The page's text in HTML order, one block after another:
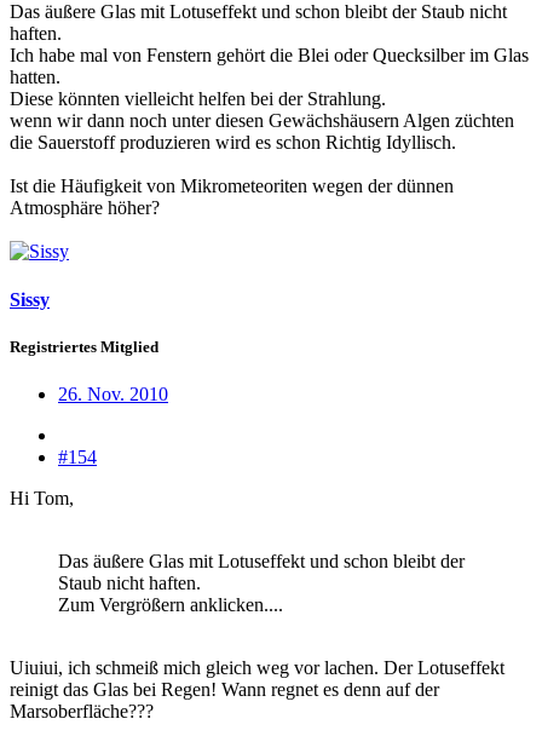
Das äußere Glas mit Lotuseffekt und schon bleibt der Staub nicht
haften.
Ich habe mal von Fenstern gehört die Blei oder Quecksilber im Glas
hatten.
Diese könnten vielleicht helfen bei der Strahlung.
wenn wir dann noch unter diesen Gewächshäusern Algen züchten
die Sauerstoff produzieren wird es schon Richtig Idyllisch.
Ist die Häufigkeit von Mikrometeoriten wegen der dünnen
Atmosphäre höher?
Sissy
Registriertes Mitglied
26. Nov. 2010
#154
Hi Tom,
Das äußere Glas mit Lotuseffekt und schon bleibt der
Staub nicht haften.
Zum Vergrößern anklicken....
Uiuiui, ich schmeiß mich gleich weg vor lachen. Der Lotuseffekt
reinigt das Glas bei Regen! Wann regnet es denn auf der
Marsoberfläche???